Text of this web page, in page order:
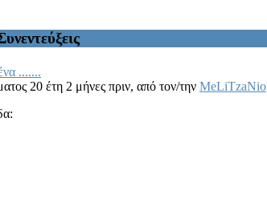
.......
20 έτη 2 μήνες πριν, από τον/την MeLiTzaNio